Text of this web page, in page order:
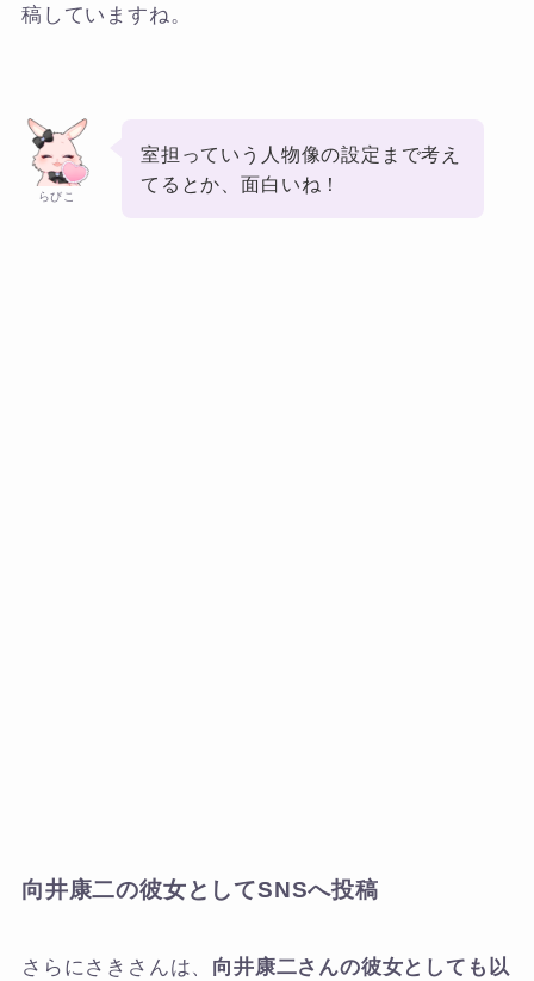
稿していますね。
らびこ
室担っていう人物像の設定まで考え
てるとか、面白いね！
向井康二の彼女としてSNSへ投稿
さらにさきさんは、 向井康二さんの彼女としても以